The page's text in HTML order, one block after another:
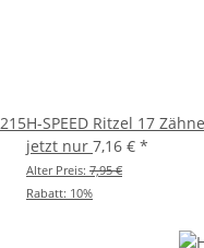
H-SPEED Ritzel 17
jetzt nur 7,16 € *
Alter Preis: 7,95 €
Rabatt: 10%